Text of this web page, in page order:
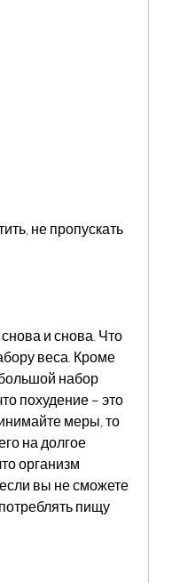
и снова. Что
веса. Кроме
набор
похудение – это
меры, то
на долгое
организм
вы не сможете
пищу